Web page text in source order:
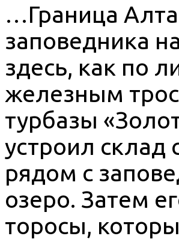
…Граница
заповедника
здесь, как по
железным
турбазы
устроил склад
рядом с
озеро. Затем
торосы,